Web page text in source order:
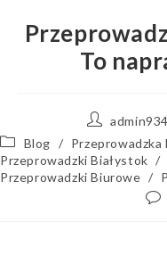
To
Blog / Przeprowadzka
Przeprowadzki Białystok /
Przeprowadzki Biurowe /